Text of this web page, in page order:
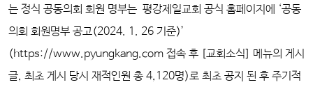
는 정식 공동의회 회원 명부는 평강제일교회 공식 홈페이지에 ‘공동
의회 회원명부 공고(2024. 1. 26 기준)’
(https://www.pyungkang.com 접속 후 [교회소식] 메뉴의 게시
글, 최초 게시 당시 재적인원 총 4,120명)로 최초 공지 된 후 주기적